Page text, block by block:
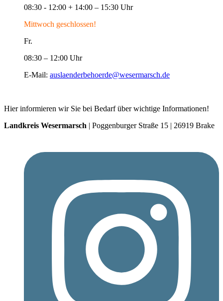
08:30 - 12:00 + 14:00 – 15:30 Uhr
Mittwoch geschlossen!
Fr.
08:30 – 12:00 Uhr
E-Mail: auslaenderbehoerde@wesermarsch.de
Hier informieren wir Sie bei Bedarf über wichtige Informationen!
Landkreis Wesermarsch | Poggenburger Straße 15 | 26919 Brake